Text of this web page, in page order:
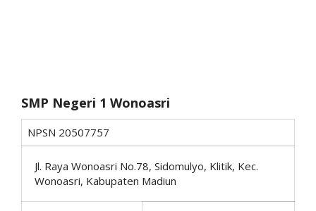
SMP Negeri 1 Wonoasri
NPSN 20507757
Jl. Raya Wonoasri No.78, Sidomulyo, Klitik, Kec.
Wonoasri, Kabupaten Madiun